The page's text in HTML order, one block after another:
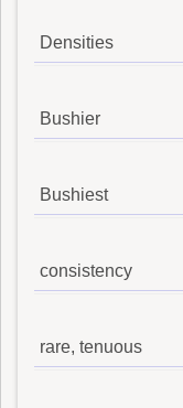
Densities
Bushier
Bushiest
consistency
rare, tenuous